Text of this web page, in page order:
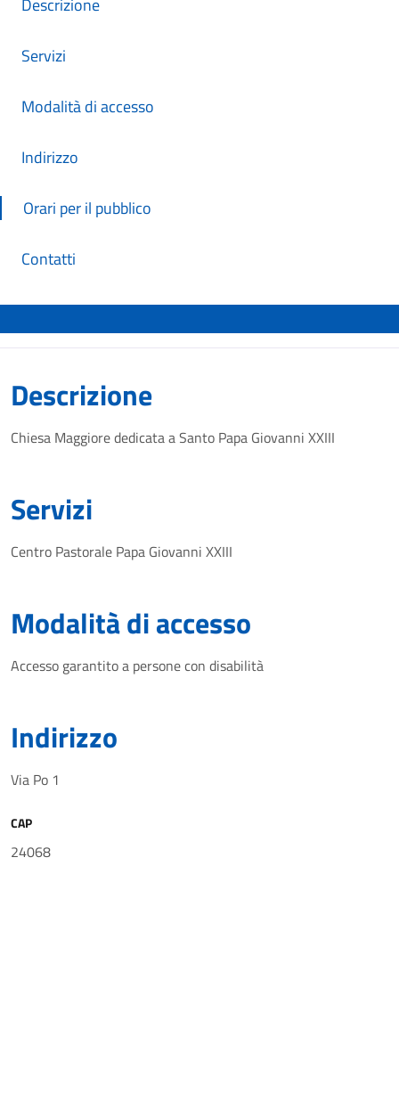
Descrizione
Servizi
Modalità di accesso
Indirizzo
Orari per il pubblico
Contatti
Descrizione
Chiesa Maggiore dedicata a Santo Papa Giovanni XXIII
Servizi
Centro Pastorale Papa Giovanni XXIII
Modalità di accesso
Accesso garantito a persone con disabilità
Indirizzo
Via Po 1
CAP
24068